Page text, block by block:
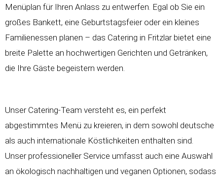
Menüplan für Ihren Anlass zu entwerfen. Egal ob Sie ein
großes Bankett, eine Geburtstagsfeier oder ein kleines
Familienessen planen – das Catering in Fritzlar bietet eine
breite Palette an hochwertigen Gerichten und Getränken,
die Ihre Gäste begeistern werden.
Unser Catering-Team versteht es, ein perfekt
abgestimmtes Menü zu kreieren, in dem sowohl deutsche
als auch internationale Köstlichkeiten enthalten sind.
Unser professioneller Service umfasst auch eine Auswahl
an ökologisch nachhaltigen und veganen Optionen, sodass